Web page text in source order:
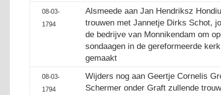
08-03-
1794
Alsmeede aan Jan Hendriksz
trouwen met Jannetje Dirks Schot,
de bedrijve van Monnikendam om
sondaagen in de gereformeerde
gemaakt
08-03-
1794
Wijders nog aan Geertje Cornelis
Schermer onder Graft zullende